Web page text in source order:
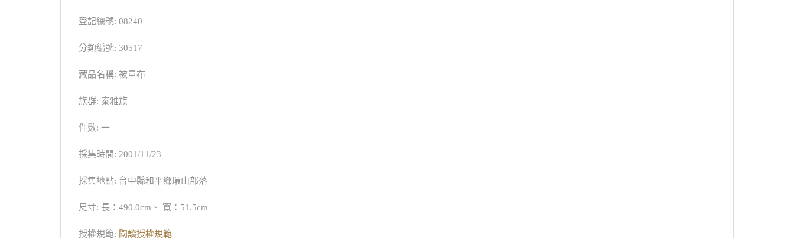
登記總號: 08240
分類編號: 30517
藏品名稱: 被單布
族群: 泰雅族
件數: 一
採集時間: 2001/11/23
採集地點: 台中縣和平鄉環山部落
尺寸: 長：490.0cm、 寬：51.5cm
授權規範: 閱讀授權規範